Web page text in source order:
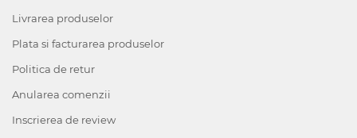
Livrarea produselor
Plata si facturarea produselor
Politica de retur
Anularea comenzii
Inscrierea de review